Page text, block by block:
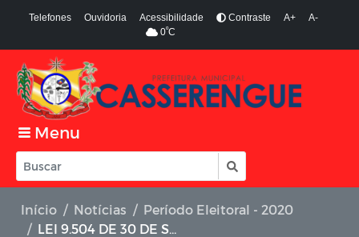
Telefones Ouvidoria Acessibilidade Contraste A+
A-
0ºC
Menu
Início Notícias
Período Eleitoral - 2020
LEI 9.504 DE 30 DE SETEMBRO DE 1997 E EMENTA CONSTITUCIONAL 102.